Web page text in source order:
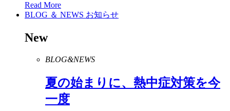
Read More
BLOG ＆ NEWS お知らせ
New
BLOG&NEWS
夏の始まりに、熱中症対策を今
一度